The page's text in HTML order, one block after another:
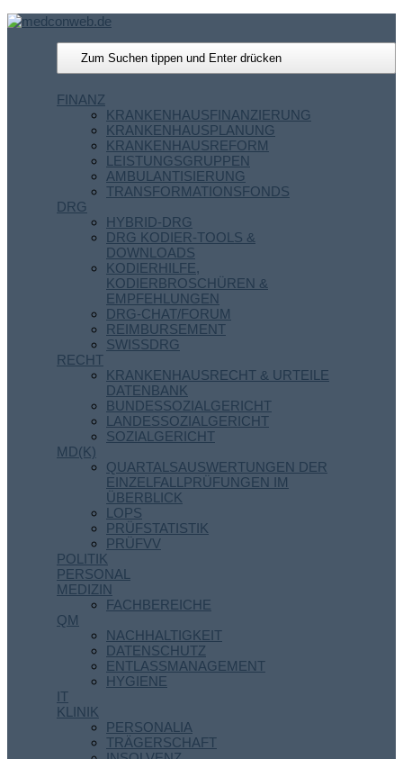
FINANZ
KRANKENHAUSFINANZIERUNG
KRANKENHAUSPLANUNG
KRANKENHAUSREFORM
LEISTUNGSGRUPPEN
AMBULANTISIERUNG
TRANSFORMATIONSFONDS
DRG
HYBRID-DRG
DRG KODIER-TOOLS &
DOWNLOADS
KODIERHILFE,
KODIERBROSCHÜREN &
EMPFEHLUNGEN
DRG-CHAT/FORUM
REIMBURSEMENT
SWISSDRG
RECHT
KRANKENHAUSRECHT & URTEILE
DATENBANK
BUNDESSOZIALGERICHT
LANDESSOZIALGERICHT
SOZIALGERICHT
MD(K)
QUARTALSAUSWERTUNGEN DER
EINZELFALLPRÜFUNGEN IM
ÜBERBLICK
LOPS
PRÜFSTATISTIK
PRÜFVV
POLITIK
PERSONAL
MEDIZIN
FACHBEREICHE
QM
NACHHALTIGKEIT
DATENSCHUTZ
ENTLASSMANAGEMENT
HYGIENE
IT
KLINIK
PERSONALIA
TRÄGERSCHAFT